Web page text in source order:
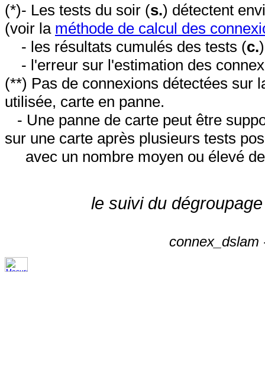
(*)- Les tests du soir (s.) détectent
(voir la méthode de calcul des
- les résultats cumulés des tests (c.
- l'erreur sur l'estimation des
(**) Pas de connexions détectées sur
utilisée, carte en panne.
- Une panne de carte peut être
sur une carte après plusieurs tests
avec un nombre moyen ou élevé
le suivi du
connex_dslam